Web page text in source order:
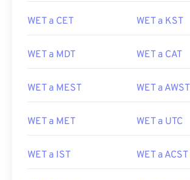
WET a CET WET a KST
WET a MDT WET a CAT
WET a MEST WET a AWST
WET a MET WET a UTC
WET a IST WET a ACST